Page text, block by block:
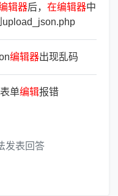
辑器后， 在编辑器中
编辑器出现乱码
表单编辑报错
发表回答